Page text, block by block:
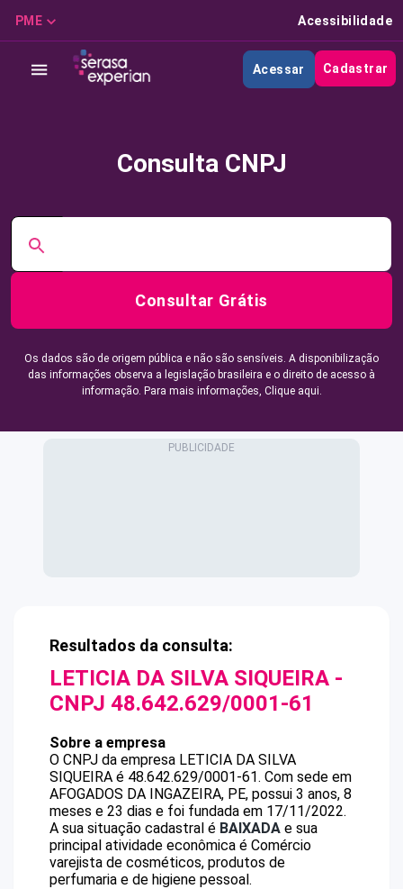
PME Acessibilidade
Acessar Cadastrar
Consulta CNPJ
Consultar Grátis
Os dados são de origem pública e não são sensíveis. A disponibilização
das informações observa a legislação brasileira e o direito de acesso à
informação. Para mais informações, Clique aqui.
Resultados da consulta:
LETICIA DA SILVA SIQUEIRA -
CNPJ 48.642.629/0001-61
Sobre a empresa
O CNPJ da empresa LETICIA DA SILVA
SIQUEIRA é 48.642.629/0001-61. Com sede em
AFOGADOS DA INGAZEIRA, PE, possui 3 anos, 8
meses e 23 dias e foi fundada em 17/11/2022.
A sua situação cadastral é BAIXADA e sua
principal atividade econômica é Comércio
varejista de cosméticos, produtos de
perfumaria e de higiene pessoal.